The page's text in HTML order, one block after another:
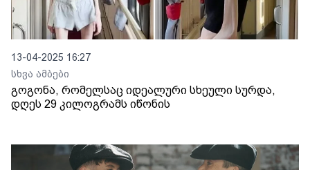
13-04-2025 16:27
სხვა ამბები
გოგონა, რომელსაც იდეალური სხეული სურდა,
დღეს 29 კილოგრამს იწონის